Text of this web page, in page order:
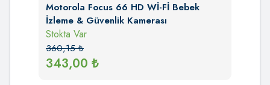
Motorola Focus 66 HD Wİ-Fİ Bebek
İzleme & Güvenlik Kamerası
Stokta Var
360,15₺
343,00 ₺